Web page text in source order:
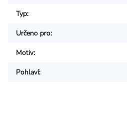
Typ:
Určeno pro:
Motiv:
Pohlaví: